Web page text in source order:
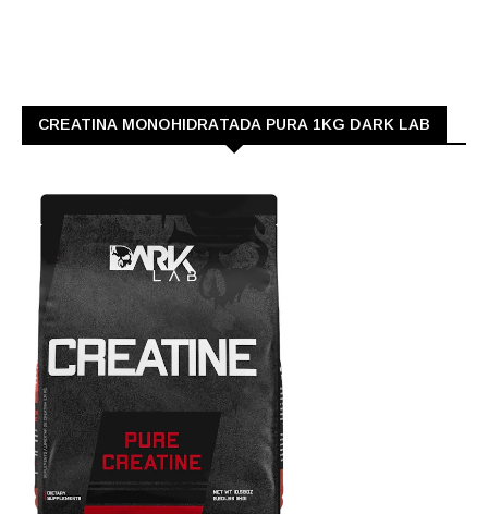
CREATINA MONOHIDRATADA PURA 1KG DARK LAB